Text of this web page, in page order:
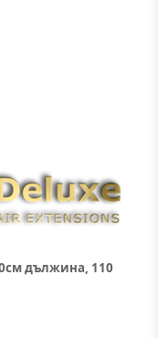
дължина, 110